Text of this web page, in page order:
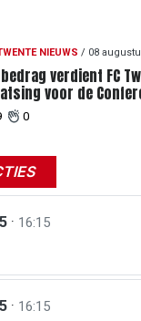
NIEUWS / 08
verdient FC
voor de
loopt het mis bij
0
· 16:15
· 16:15